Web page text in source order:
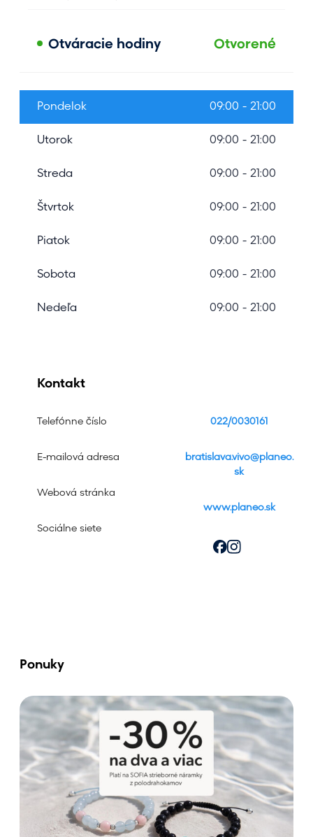
Otváracie hodiny Otvorené
Pondelok 09:00 - 21:00
Utorok 09:00 - 21:00
Streda 09:00 - 21:00
Štvrtok 09:00 - 21:00
Piatok 09:00 - 21:00
Sobota 09:00 - 21:00
Nedeľa 09:00 - 21:00
Kontakt
Telefónne číslo
E-mailová adresa
Webová stránka
Sociálne siete
022/0030161
bratislava.vivo@planeo.
sk
www.planeo.sk
Ponuky
Š
k